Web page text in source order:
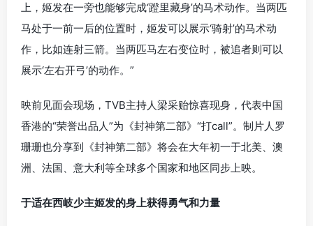
上，姬发在一旁也能够完成‘蹬里藏身’的马术动作。当两匹
马处于一前一后的位置时，姬发可以展示‘骑射’的马术动
作，比如连射三箭。当两匹马左右变位时，被追者则可以
展示‘左右开弓’的动作。”
映前见面会现场，TVB主持人梁采贻惊喜现身，代表中国
香港的“荣誉出品人”为《封神第二部》“打call”。制片人罗
珊珊也分享到《封神第二部》将会在大年初一于北美、澳
洲、法国、意大利等全球多个国家和地区同步上映。
于适在西岐少主姬发的身上获得勇气和力量